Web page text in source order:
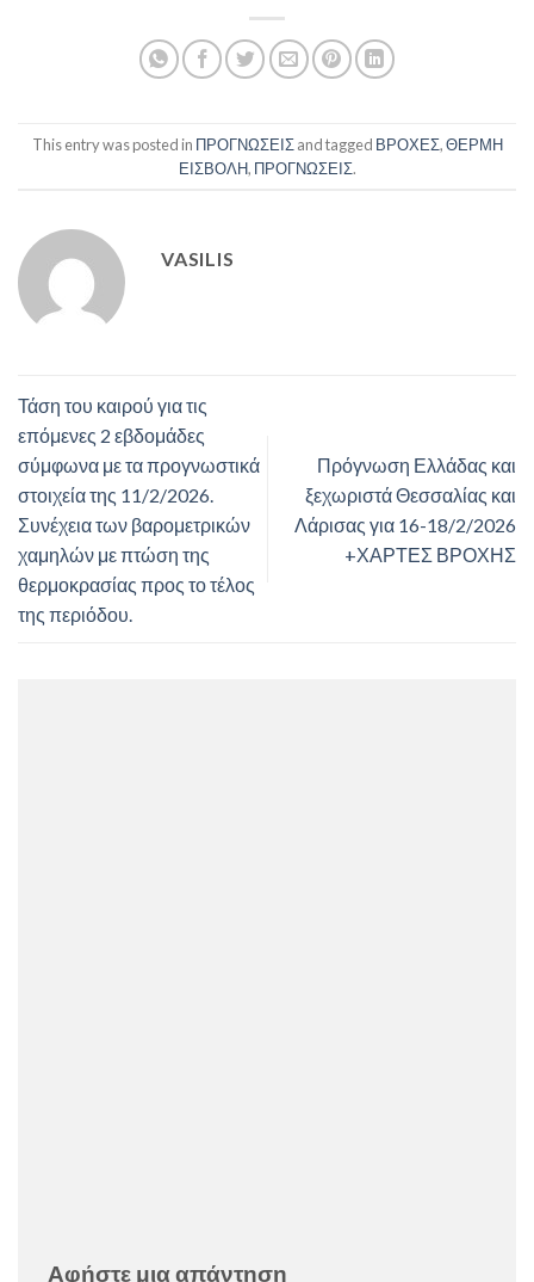
This entry was posted in ΠΡΟΓΝΩΣΕΙΣand tagged ΒΡΟΧΕΣ,ΘΕΡΜΗ
ΕΙΣΒΟΛΗ, ΠΡΟΓΝΩΣΕΙΣ.
VASILIS
Τάση του καιρού για τις
επόμενες 2 εβδομάδες
σύμφωνα με τα προγνωστικά
στοιχεία της 11/2/2026.
Συνέχεια των βαρομετρικών
χαμηλών με πτώση της
θερμοκρασίας προς το τέλος
της περιόδου.
Πρόγνωση Ελλάδας και
ξεχωριστά Θεσσαλίας και
Λάρισας για 16-18/2/2026
+ΧΑΡΤΕΣ ΒΡΟΧΗΣ
Αφήστε μια απάντηση